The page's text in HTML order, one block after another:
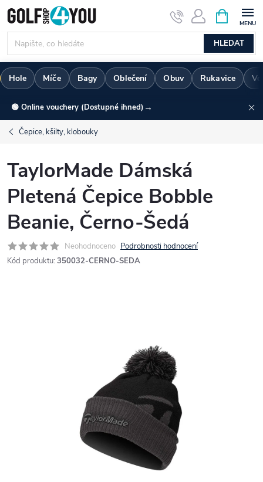
Přejít
na
obsah
HLEDAT
NÁKUPNÍ
KOŠÍK
Hole Míče Bagy Oblečení Obuv Rukavice
🟢 Online vouchery (Dostupné ihned) →
Čepice, kšilty, klobouky
TaylorMade Dámská
Pletená Čepice Bobble
Beanie, Černo-Šedá
Neohodnoceno Podrobnosti hodnocení
Kód produktu: 350032-CERNO-SEDA